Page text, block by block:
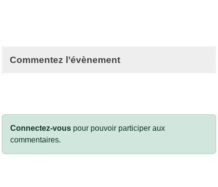
Commentez l’évènement
Connectez-vous pour pouvoir participer aux
commentaires.